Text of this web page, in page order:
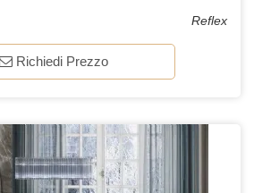
Reflex
Richiedi Prezzo